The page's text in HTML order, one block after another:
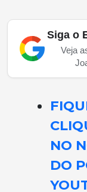
Siga o
Veja
NO
DO